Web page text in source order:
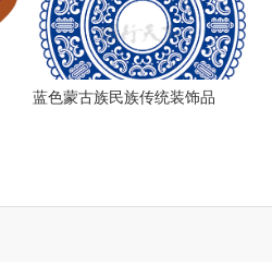
蓝色蒙古族民族传统装饰品